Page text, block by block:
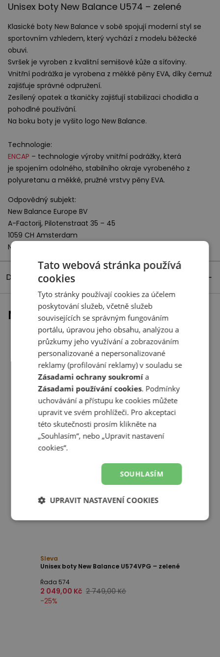
Unisex boty New Balance U574 – zelené
Klasické boty New Balance v sobě spojují moderní styl se
sportovním vzhledem, který vychází z modelu běžecké
obuvi.
Svršek je vyroben z kvalitní semišové kůže a síťoviny.
Vnitřní podrážka je vyrobena z měkké pěny EVA, díky čemuž
zajišťuje správné odpružení.
Zesílený opatek a tkaničky zajišťují stabilizaci chodidla a
pohodlné používání.
Na boku boty je vyšito logo New Balance.
Technologie:
ENCAP – technologie výroby vnitřní podrážky, která
je spojením odolného, stabilního okraje vyrobeného z
polyuretanu a měkké, pružné vrstvy pěny EVA.
Odpovědný subjekt:
New Balance Europe BV
A-Factorij, Pilotenstraat 35 – 45
1059 CH Amsterdam
Netherlands
Detaily produktu
Naposledy prohlížené
Sleva
Unisex boty New Balance U574VPG – zelené
Řada 574
2 049,00 Kč 2 749,00 Kč
-25%
Tato webová stránka používá
cookies
Tyto stránky používají cookies za účelem
poskytování služeb, včetně služeb
souvisejících se správným fungováním
portálu, úpravou jeho obsahu, analýzou a
průzkumy jeho využívání a zobrazováním
personalizované a nepersonalizované
reklamy (profilování reklamy) v souladu se
Zásadami ochrany soukromía
Zásadami používání cookies. Podmínky
uchovávání a přístupu ke cookies můžete
upravit ve svém prohlížeči. Pro akceptaci
této skutečnosti prosím klikněte na
„Souhlasím“, nebo „Upravit nastavení
cookies“.
SOUHLASÍM
UPRAVIT NASTAVENÍ COOKIES